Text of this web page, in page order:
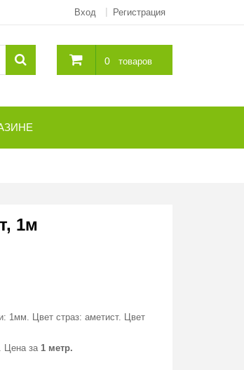
Вход Регистрация
0 товаров
1м
1мм. Цвет страз: аметист. Цвет
Цена за 1 метр.